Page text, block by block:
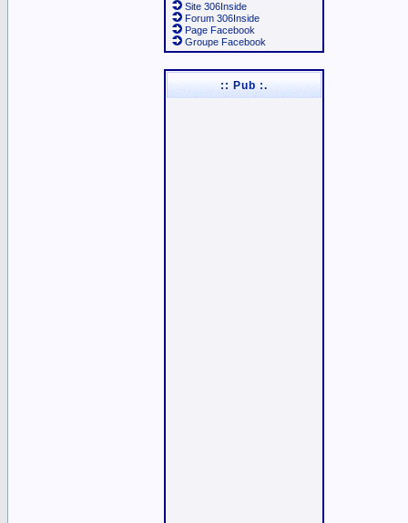
Site 306Inside
Forum 306Inside
Page Facebook
Groupe Facebook
:: Pub :.